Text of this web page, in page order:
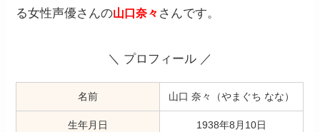
る女性声優さんの山口奈々 さんです。
＼ プロフィール ／
名前 山口 奈々（やまぐち なな）
生年月日 1938年8月10日